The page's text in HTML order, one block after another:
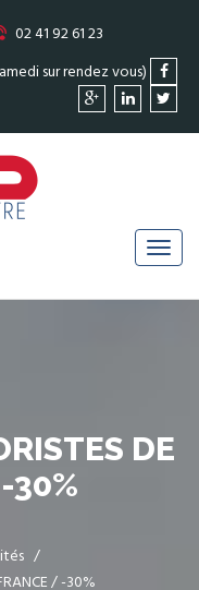
02 41 92 61 23
sur rendez vous)
DE
30%
/ -30%